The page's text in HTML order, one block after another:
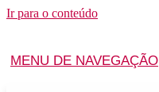
Ir para o conteúdo
MENU DE NAVEGAÇÃO